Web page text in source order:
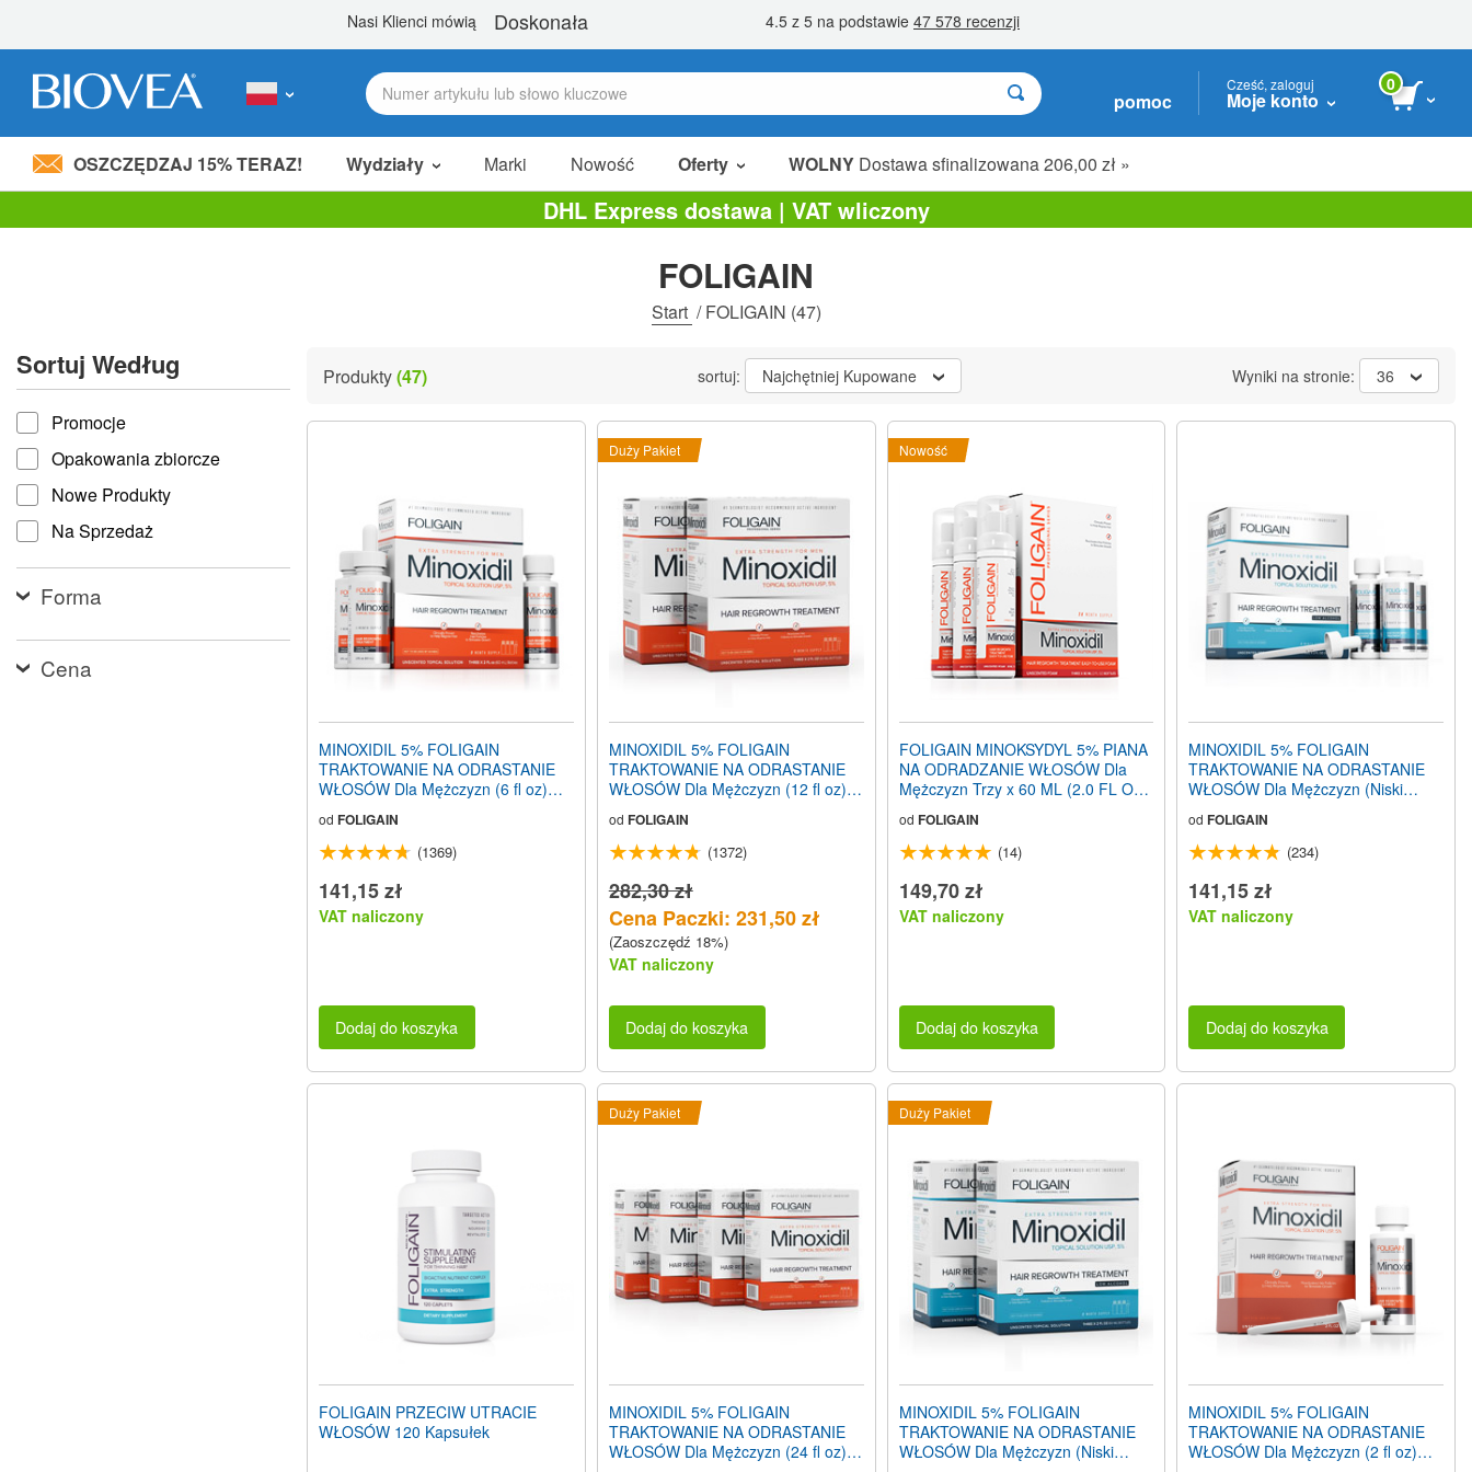
Uwaga:
dostępu.
Naciśnij
klawisze
Control-
F11,
aby
dostosować
stronę
internetową
dla
osób
niedowidzących,
które
czytnika
ekranu;
pomoc
Cześć, zaloguj
Moje konto
0
OSZCZĘDZAJ 15% TERAZ! Wydziały Marki Nowość Oferty WOLNY Dostawa sfinalizowana 206,00 zł »
W Sprzedaży
Pakiety Promocyjne
Na Sprzedaż
DHL Express dostawa | VAT wliczony
FOLIGAIN
Start /FOLIGAIN (47)
Sortuj Według
Sortuj według
Promocje
Opakowania zbiorcze
Nowe Produkty
Na Sprzedaż
Forma
Cena
Produkty(47) sortuj: Najchętniej Kupowane Wyniki na stronie: 36
MINOXIDIL 5% FOLIGAIN
TRAKTOWANIE NA ODRASTANIE
WŁOSÓW Dla Mężczyzn (6 fl oz)
od FOLIGAIN
(1369)
141,15 zł
VAT naliczony
Dodaj do koszyka
Duży Pakiet
MINOXIDIL 5% FOLIGAIN
TRAKTOWANIE NA ODRASTANIE
WŁOSÓW Dla Mężczyzn (12 fl oz)
od FOLIGAIN
(1372)
282,30 zł
Cena Paczki: 231,50 zł
(Zaoszczędź 18%)
VAT naliczony
Dodaj do koszyka
Nowość
FOLIGAIN MINOKSYDYL 5% PIANA
NA ODRADZANIE WŁOSÓW Dla
Mężczyzn Trzy x 60 ML (2.0 FL OZ)
od FOLIGAIN
(14)
149,70 zł
VAT naliczony
Dodaj do koszyka
MINOXIDIL 5% FOLIGAIN
TRAKTOWANIE NA ODRASTANIE
WŁOSÓW Dla Mężczyzn (Niski
Ilość na 3 miesięcy
od FOLIGAIN
(234)
141,15 zł
VAT naliczony
Dodaj do koszyka
FOLIGAIN PRZECIW UTRACIE
WŁOSÓW 120 Kapsułek
Duży Pakiet
MINOXIDIL 5% FOLIGAIN
TRAKTOWANIE NA ODRASTANIE
WŁOSÓW Dla Mężczyzn (24 fl oz)
Duży Pakiet
MINOXIDIL 5% FOLIGAIN
TRAKTOWANIE NA ODRASTANIE
WŁOSÓW Dla Mężczyzn (Niski
MINOXIDIL 5% FOLIGAIN
TRAKTOWANIE NA ODRASTANIE
WŁOSÓW Dla Mężczyzn (2 fl oz)